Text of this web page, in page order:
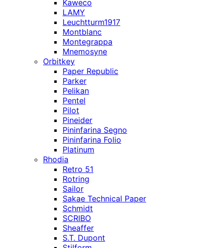
Kaweco
LAMY
Leuchtturm1917
Montblanc
Montegrappa
Mnemosyne
Orbitkey
Paper Republic
Parker
Pelikan
Pentel
Pilot
Pineider
Pininfarina Segno
Pininfarina Folio
Platinum
Rhodia
Retro 51
Rotring
Sailor
Sakae Technical Paper
Schmidt
SCRIBO
Sheaffer
S.T. Dupont